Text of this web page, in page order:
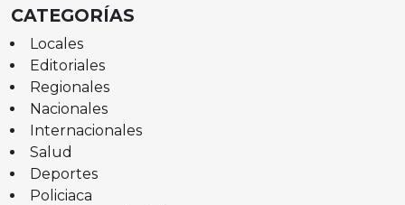
CATEGORÍAS
Locales
Editoriales
Regionales
Nacionales
Internacionales
Salud
Deportes
Policiaca